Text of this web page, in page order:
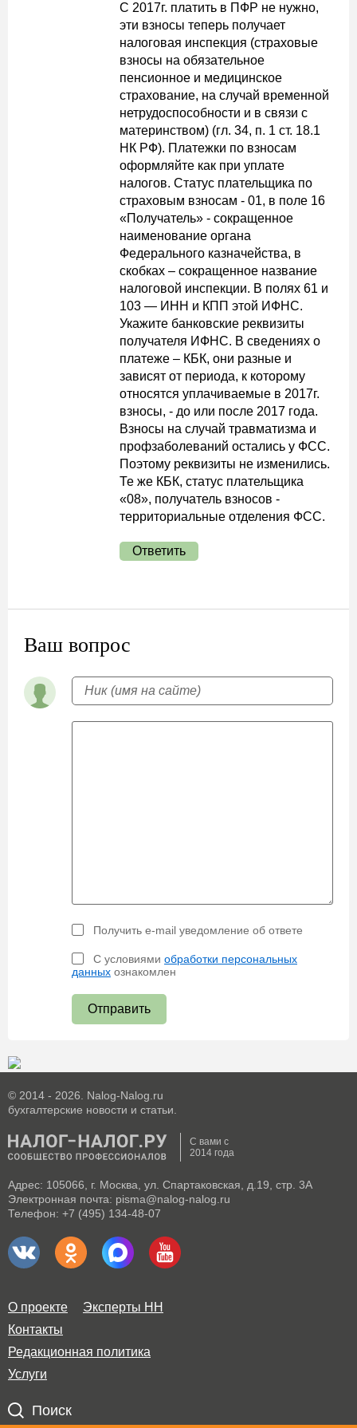
С 2017г. платить в ПФР не нужно,
эти взносы теперь получает
налоговая инспекция (страховые
взносы на обязательное
пенсионное и медицинское
страхование, на случай временной
нетрудоспособности и в связи с
материнством) (гл. 34, п. 1 ст. 18.1
НК РФ). Платежки по взносам
оформляйте как при уплате
налогов. Статус плательщика по
страховым взносам - 01, в поле 16
«Получатель» - сокращенное
наименование органа
Федерального казначейства, в
скобках – сокращенное название
налоговой инспекции. В полях 61 и
103 — ИНН и КПП этой ИФНС.
Укажите банковские реквизиты
получателя ИФНС. В сведениях о
платеже – КБК, они разные и
зависят от периода, к которому
относятся уплачиваемые в 2017г.
взносы, - до или после 2017 года.
Взносы на случай травматизма и
профзаболеваний остались у ФСС.
Поэтому реквизиты не изменились.
Те же КБК, статус плательщика
«08», получатель взносов -
территориальные отделения ФСС.
Ответить
Ваш вопрос
Получить e-mail уведомление об ответе
С условиями обработки персональных
данных ознакомлен
Отправить
© 2014 - 2026. Nalog-Nalog.ru
бухгалтерские новости и статьи.
С вами с
2014 года
Адрес: 105066, г. Москва, ул. Спартаковская, д.19, стр. 3А
Электронная почта: pisma@nalog-nalog.ru
Телефон: +7 (495) 134-48-07
О проекте
Эксперты НН
Контакты
Редакционная политика
Услуги
Поиск